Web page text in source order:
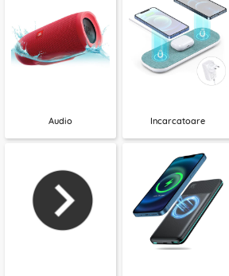
Audio Incarcatoare